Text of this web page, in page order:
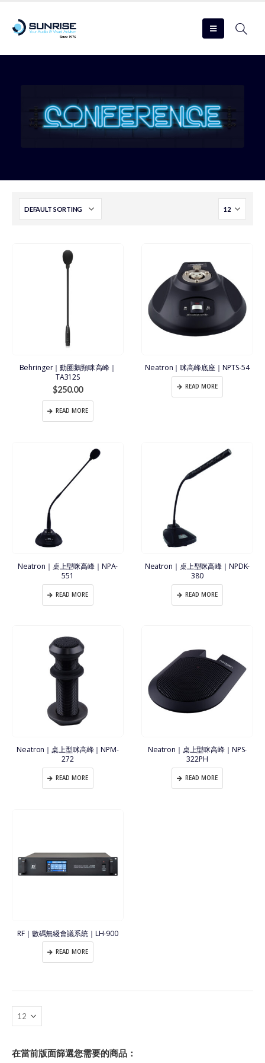
Behringer｜動圈鵝頸咪高峰｜
TA312S
$250.00
READ MORE
Neatron｜咪高峰底座｜NPTS-54
READ MORE
Neatron｜桌上型咪高峰｜NPA-
551
READ MORE
Neatron｜桌上型咪高峰｜NPDK-
380
READ MORE
Neatron｜桌上型咪高峰｜NPM-
272
READ MORE
Neatron｜桌上型咪高峰｜NPS-
322PH
READ MORE
RF｜數碼無綫會議系統｜LH-900
READ MORE
在當前版面篩選您需要的商品：